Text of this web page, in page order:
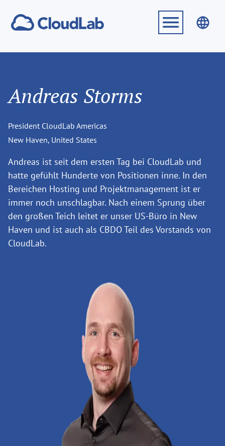
Andreas Storms
President CloudLab Americas
New Haven, United States
Andreas ist seit dem ersten Tag bei CloudLab und
hatte gefühlt Hunderte von Positionen inne. In den
Bereichen Hosting und Projektmanagement ist er
immer noch unschlagbar. Nach einem Sprung über
den großen Teich leitet er unser US-Büro in New
Haven und ist auch als CBDO Teil des Vorstands von
CloudLab.